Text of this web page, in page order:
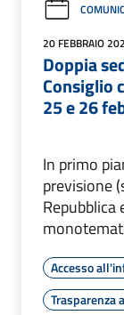
20 FEBBRAIO
Doppia
Consiglio
25 e 26
In primo
previsione
Repubblica
Accesso
Trasparenza